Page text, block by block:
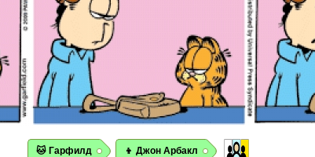
🐱 Гарфилд 👦 Джон Арбакл